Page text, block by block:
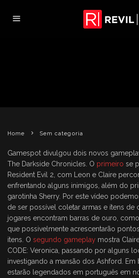
Home
Sem categoria
Gamespot divulgou dois novos
The Darkside Chronicles. O primeiro se
Resident Evil 2, com Leon e Claire
enfrentando alguns inimigos, além do
garotinha Sherry. Por este vídeo
de ser possível coletar armas e ítens de
jogares encontram barras de ouro,
que possivelmente acrescentarão
itens. O segundo gameplay mostra
CODE: Veronica, passando por alguns
investigando a mansão dos Ashford.
estarão legendados em português em